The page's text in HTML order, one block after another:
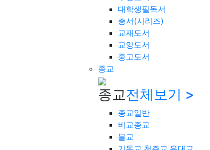
대학생필독서
총서(시리즈)
교재도서
교양도서
중고도서
종교
종교전체보기 >
종교일반
비교종교
불교